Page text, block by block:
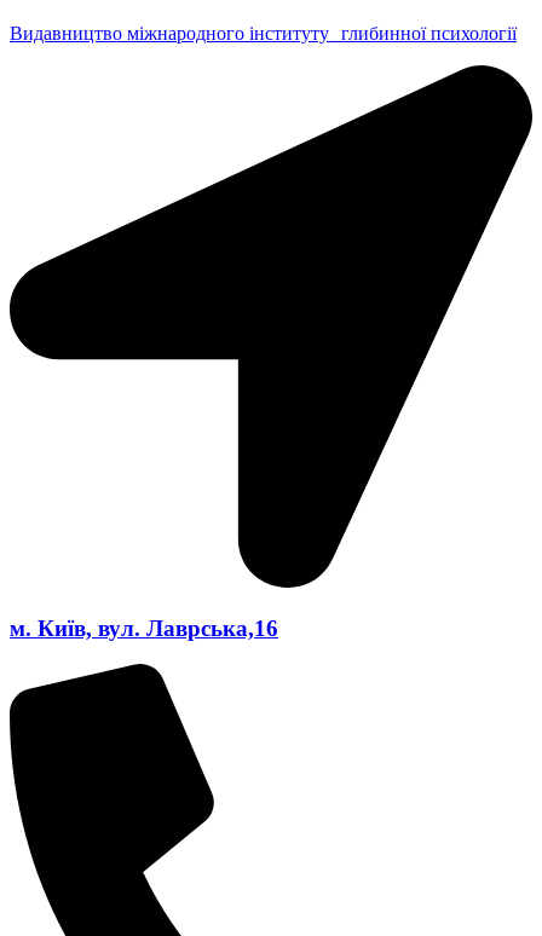
Видавництво міжнародного інституту глибинної психології
м. Київ, вул. Лаврська,16